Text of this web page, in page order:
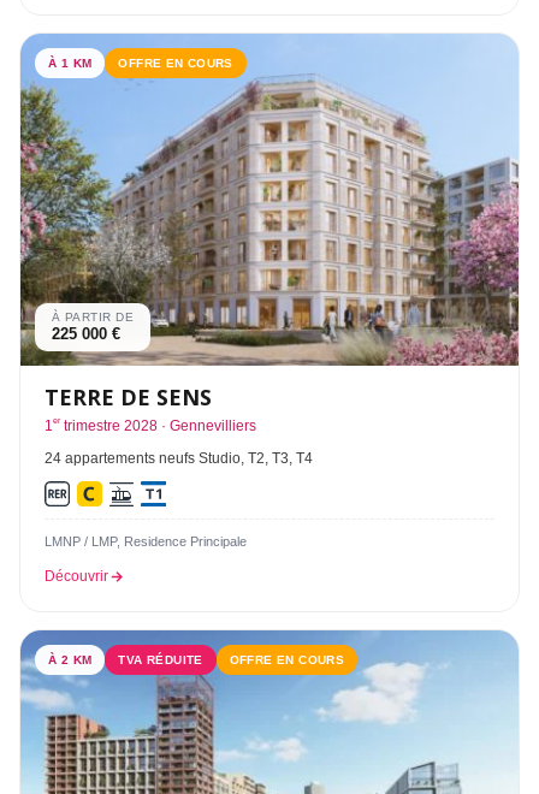
À 1 KM OFFRE EN COURS
À PARTIR DE
225 000 €
TERRE DE SENS
1 er trimestre 2028 · Gennevilliers
24 appartements neufs Studio, T2, T3, T4
LMNP / LMP, Residence Principale
Découvrir
À 2 KM TVA RÉDUITE OFFRE EN COURS